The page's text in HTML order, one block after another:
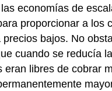
economías de
proporcionar a los
precios bajos. No
cuando se reducía
eran libres de cobrar